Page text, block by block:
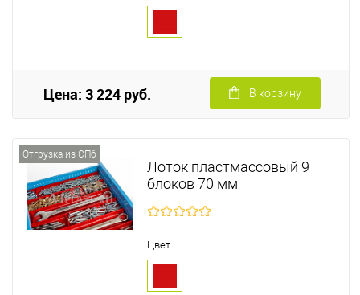
Цена: 3 224 руб. В корзину
Отгрузка из СПб
Лоток пластмассовый 9
блоков 70 мм
Цвет :